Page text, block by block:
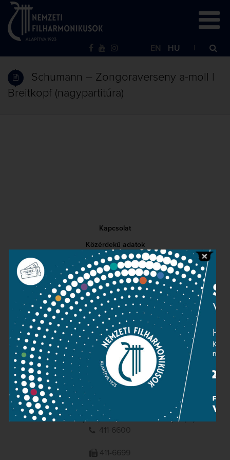
EN HU
Schumann – Zongoraverseny a-moll |
Breitkopf (nagypartitúra)
Kapcsolat
Közérdekű adatok
Sajtószoba
Adatvédelem
Impresszum
NEMZETI
FILHARMONIKUSOK
1095 Budapest, Komor Marcell u. 1. (Müpa)
411-6600
411-6699